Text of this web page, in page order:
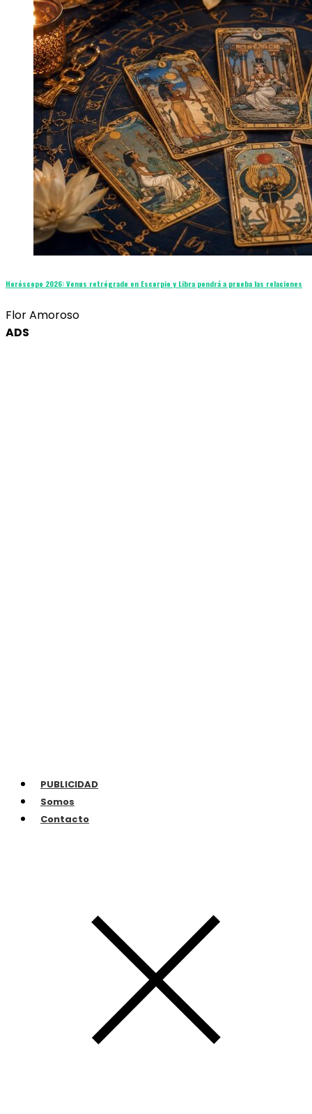
Horóscopo 2026: Venus retrógrado en Escorpio y Libra pondrá a prueba las relaciones
Flor Amoroso
ADS
PUBLICIDAD
Somos
Contacto